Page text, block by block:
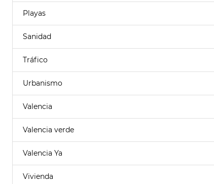
Playas
Sanidad
Tráfico
Urbanismo
Valencia
Valencia verde
Valencia Ya
Vivienda